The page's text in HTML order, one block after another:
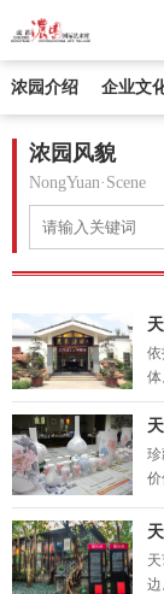
浓园介绍 企业文
浓园风貌
NongYuan·Scene
馆